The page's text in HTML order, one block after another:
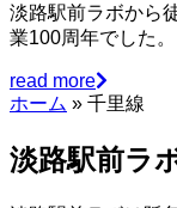
淡路駅前ラボから
業100周年でした
read more
ホーム » 千里線
淡路駅前ラ